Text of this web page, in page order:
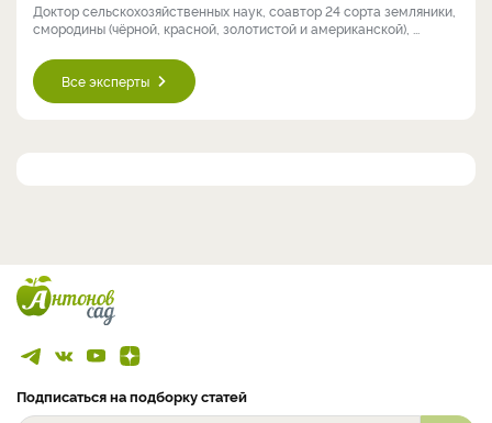
Доктор сельскохозяйственных наук, соавтор 24 сорта земляники,
смородины (чёрной, красной, золотистой и американской), ...
Все эксперты
Подписаться на подборку статей